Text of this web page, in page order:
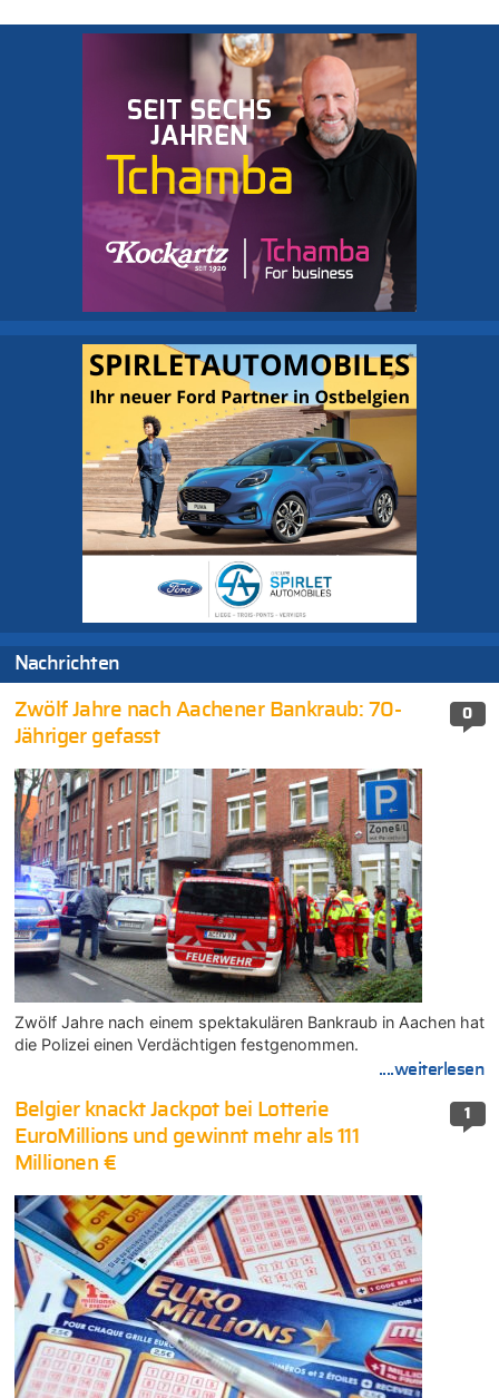
Nachrichten
0
Zwölf Jahre nach Aachener Bankraub: 70-
Jähriger gefasst
Zwölf Jahre nach einem spektakulären Bankraub in Aachen hat
die Polizei einen Verdächtigen festgenommen.
....weiterlesen
1
Belgier knackt Jackpot bei Lotterie
EuroMillions und gewinnt mehr als 111
Millionen €